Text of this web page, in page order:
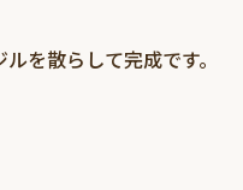
を散らして完成です。